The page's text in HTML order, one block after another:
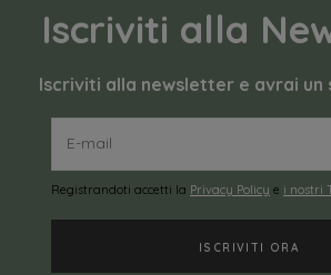
Iscriviti alla
Iscriviti alla newsletter e avrai un
Registrandoti accetti la Privacy Policy e i nostri